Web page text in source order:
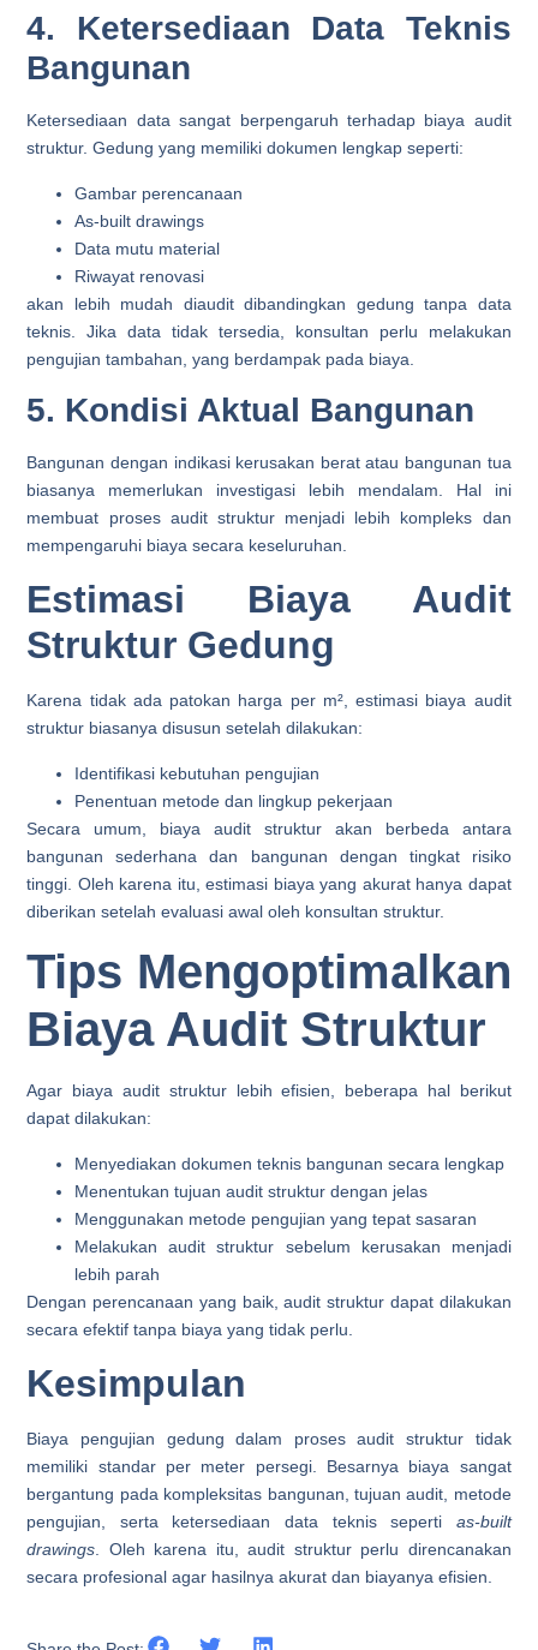
4. Ketersediaan Data Teknis
Bangunan
Ketersediaan data sangat berpengaruh terhadap biaya audit
struktur. Gedung yang memiliki dokumen lengkap seperti:
Gambar perencanaan
As-built drawings
Data mutu material
Riwayat renovasi
akan lebih mudah diaudit dibandingkan gedung tanpa data
teknis. Jika data tidak tersedia, konsultan perlu melakukan
pengujian tambahan, yang berdampak pada biaya.
5. Kondisi Aktual Bangunan
Bangunan dengan indikasi kerusakan berat atau bangunan tua
biasanya memerlukan investigasi lebih mendalam. Hal ini
membuat proses audit struktur menjadi lebih kompleks dan
mempengaruhi biaya secara keseluruhan.
Estimasi Biaya Audit
Struktur Gedung
Karena tidak ada patokan harga per m², estimasi biaya audit
struktur biasanya disusun setelah dilakukan:
Identifikasi kebutuhan pengujian
Penentuan metode dan lingkup pekerjaan
Secara umum, biaya audit struktur akan berbeda antara
bangunan sederhana dan bangunan dengan tingkat risiko
tinggi. Oleh karena itu, estimasi biaya yang akurat hanya dapat
diberikan setelah evaluasi awal oleh konsultan struktur.
Tips Mengoptimalkan
Biaya Audit Struktur
Agar biaya audit struktur lebih efisien, beberapa hal berikut
dapat dilakukan:
Menyediakan dokumen teknis bangunan secara lengkap
Menentukan tujuan audit struktur dengan jelas
Menggunakan metode pengujian yang tepat sasaran
Melakukan audit struktur sebelum kerusakan menjadi
lebih parah
Dengan perencanaan yang baik, audit struktur dapat dilakukan
secara efektif tanpa biaya yang tidak perlu.
Kesimpulan
Biaya pengujian gedung dalam proses audit struktur tidak
memiliki standar per meter persegi. Besarnya biaya sangat
bergantung pada kompleksitas bangunan, tujuan audit, metode
pengujian, serta ketersediaan data teknis seperti as-built
drawings . Oleh karena itu, audit struktur perlu direncanakan
secara profesional agar hasilnya akurat dan biayanya efisien.